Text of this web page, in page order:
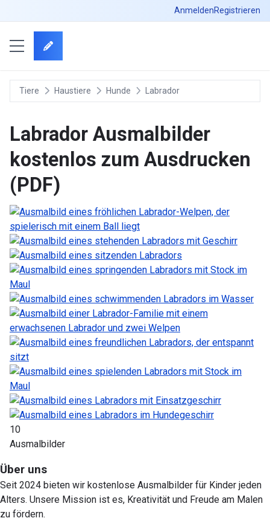
AnmeldenRegistrieren
Tiere Haustiere Hunde Labrador
Labrador Ausmalbilder
kostenlos zum Ausdrucken
(PDF)
10
Ausmalbilder
Über uns
Seit 2024 bieten wir kostenlose Ausmalbilder für Kinder jeden
Alters. Unsere Mission ist es, Kreativität und Freude am Malen
zu fördern.